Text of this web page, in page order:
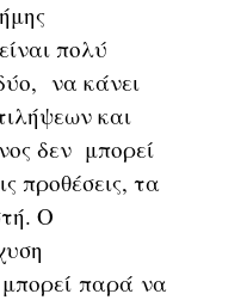
πολύ
να κάνει
και
δεν μπορεί
προθέσεις, τα
Ο
μπορεί παρά να